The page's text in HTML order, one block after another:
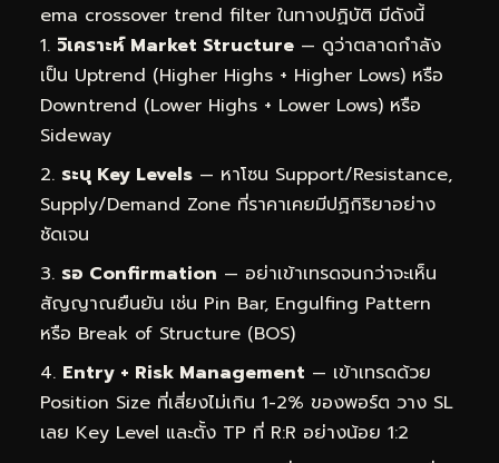
ema crossover trend filter ในทางปฏิบัติ มีดังนี้
วิเคราะห์ Market Structure — ดูว่าตลาดกำลัง
เป็น Uptrend (Higher Highs + Higher Lows) หรือ
Downtrend (Lower Highs + Lower Lows) หรือ
Sideway
ระบุ Key Levels — หาโซน Support/Resistance,
Supply/Demand Zone ที่ราคาเคยมีปฏิกิริยาอย่าง
ชัดเจน
รอ Confirmation — อย่าเข้าเทรดจนกว่าจะเห็น
สัญญาณยืนยัน เช่น Pin Bar, Engulfing Pattern
หรือ Break of Structure (BOS)
Entry + Risk Management — เข้าเทรดด้วย
Position Size ที่เสี่ยงไม่เกิน 1-2% ของพอร์ต วาง SL
เลย Key Level และตั้ง TP ที่ R:R อย่างน้อย 1:2